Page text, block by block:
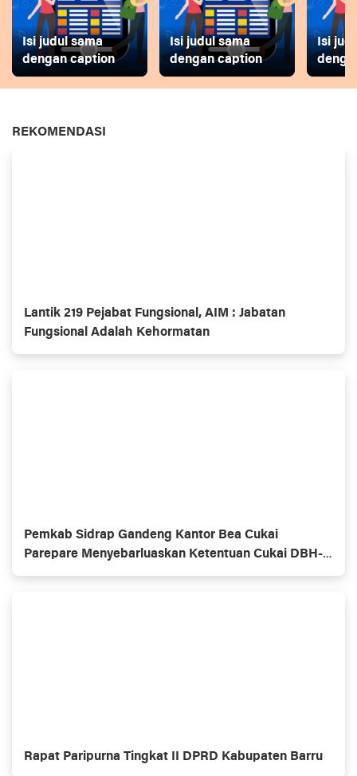
Isi judul sama
dengan caption
Isi judul sama
dengan caption
Isi
REKOMENDASI
Lantik 219 Pejabat Fungsional, AIM : Jabatan
Fungsional Adalah Kehormatan
Pemkab Sidrap Gandeng Kantor Bea Cukai
Parepare Menyebarluaskan Ketentuan Cukai DBH-
CHT
Rapat Paripurna Tingkat II DPRD Kabupaten Barru